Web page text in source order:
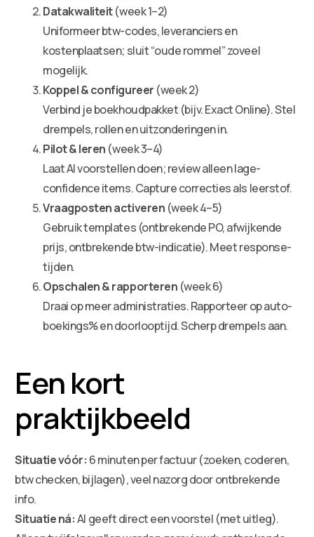
Datakwaliteit(week 1–2)
Uniformeer btw-codes, leveranciers en
kostenplaatsen; sluit “oude rommel” zoveel
mogelijk.
Koppel & configureer (week 2)
Verbind je boekhoudpakket (bijv. Exact Online). Stel
drempels, rollen en uitzonderingen in.
Pilot & leren (week 3–4)
Laat AI voorstellen doen; review alleen lage-
confidence items. Capture correcties als leerstof.
Vraagposten activeren (week 4–5)
Gebruik templates (ontbrekende PO, afwijkende
prijs, ontbrekende btw-indicatie). Meet response-
tijden.
Opschalen & rapporteren (week 6)
Draai op meer administraties. Rapporteer op auto-
boekings% en doorlooptijd. Scherp drempels aan.
Een kort
praktijkbeeld
Situatie vóór: 6 minuten per factuur (zoeken, coderen,
btw checken, bijlagen), veel nazorg door ontbrekende
info.
Situatie ná:AI geeft direct een voorstel (met uitleg).